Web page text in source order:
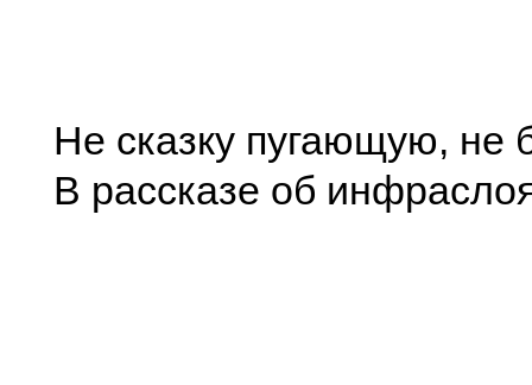
Не сказку пугающую, не
В рассказе об